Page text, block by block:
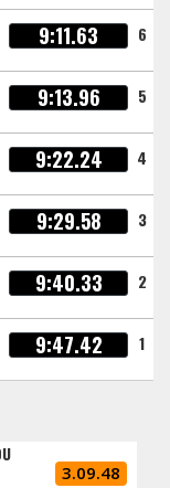
9:11.63 6
9:13.96 5
9:22.24 4
9:29.58 3
9:40.33 2
9:47.42 1
3.09.48